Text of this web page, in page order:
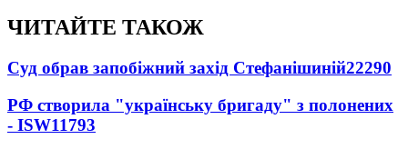
ЧИТАЙТЕ ТАКОЖ
Суд обрав запобіжний захід Стефанішиній22290
РФ створила "українську бригаду" з полонених
- ISW11793